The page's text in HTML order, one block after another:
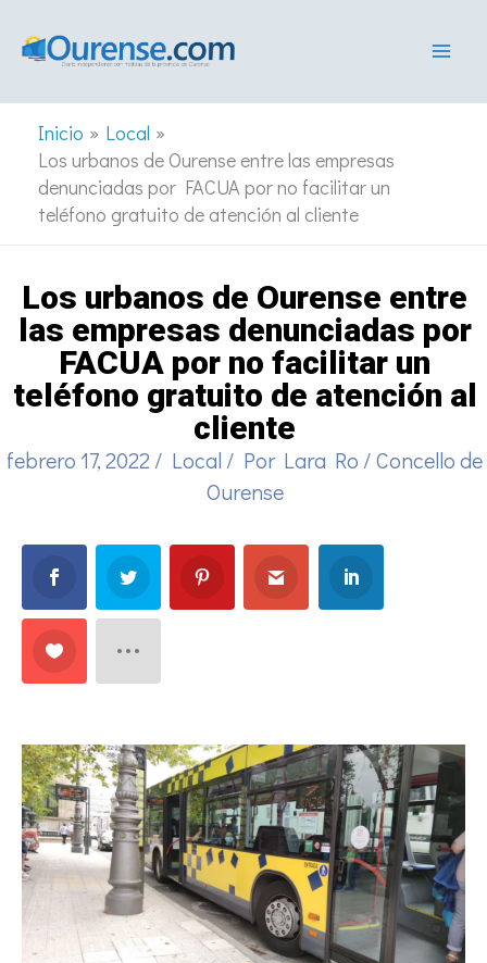
Inicio
Local
Los urbanos de Ourense entre las empresas
denunciadas por FACUA por no facilitar un
teléfono gratuito de atención al cliente
Los urbanos de Ourense entre
las empresas denunciadas por
FACUA por no facilitar un
teléfono gratuito de atención al
cliente
febrero 17, 2022 / Local / Por Lara Ro /Concello de
Ourense